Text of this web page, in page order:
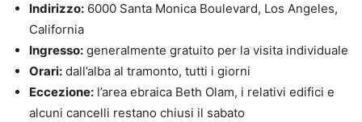
Indirizzo: 6000 Santa Monica Boulevard, Los Angeles,
California
Ingresso: generalmente gratuito per la visita individuale
Orari: dall’alba al tramonto, tutti i giorni
Eccezione: l’area ebraica Beth Olam, i relativi edifici e
alcuni cancelli restano chiusi il sabato